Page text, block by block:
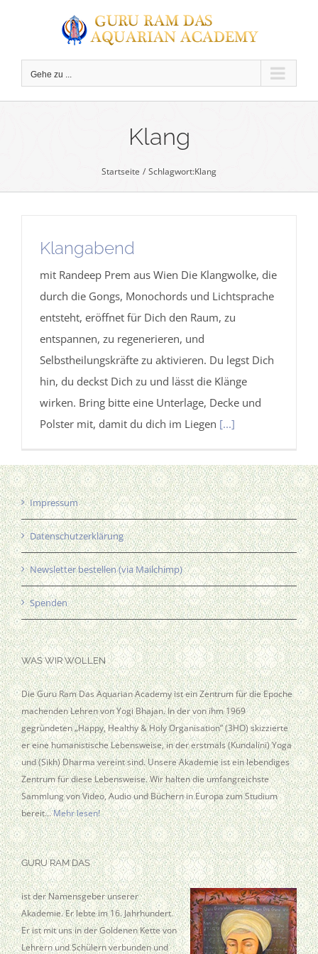
Gehe zu ...
Klang
Startseite Schlagwort:Klang
Klangabend
mit Randeep Prem aus Wien Die Klangwolke, die
durch die Gongs, Monochords und Lichtsprache
entsteht, eröffnet für Dich den Raum, zu
entspannen, zu regenerieren, und
Selbstheilungskräfte zu aktivieren. Du legst Dich
hin, du deckst Dich zu und lässt die Klänge
wirken. Bring bitte eine Unterlage, Decke und
Polster mit, damit du dich im Liegen [...]
Impressum
Datenschutzerklärung
Newsletter bestellen (via Mailchimp)
Spenden
WAS WIR WOLLEN
Die Guru Ram Das Aquarian Academy ist ein Zentrum für die Epoche
machenden Lehren von Yogi Bhajan. In der von ihm 1969
gegründeten „Happy, Healthy & Holy Organisation” (3HO) skizzierte
er eine humanistische Lebensweise, in der erstmals (Kundalini) Yoga
und (Sikh) Dharma vereint sind. Unsere Akademie ist ein lebendiges
Zentrum für diese Lebensweise. Wir halten die umfangreichste
Sammlung von Video, Audio und Büchern in Europa zum Studium
bereit…Mehr lesen!
GURU RAM DAS
ist der Namensgeber unserer
Akademie. Er lebte im 16. Jahrhundert.
Er ist mit uns in der Goldenen Kette von
Lehrern und Schülern verbunden und